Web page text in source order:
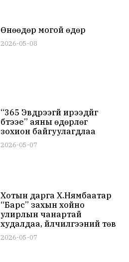
Өнөөдөр могой өдөр
2026-05-08
“365 Эвдрээгүй ирээдүйг
бүтээе” аяны өдөрлөг
зохион байгуулагдлаа
2026-05-07
Хотын дарга Х.Нямбаатар
“Барс” захын хойно
улирлын чанартай
худалдаа, үйлчилгээний төв
байгуулна гэлээ
2026-05-07